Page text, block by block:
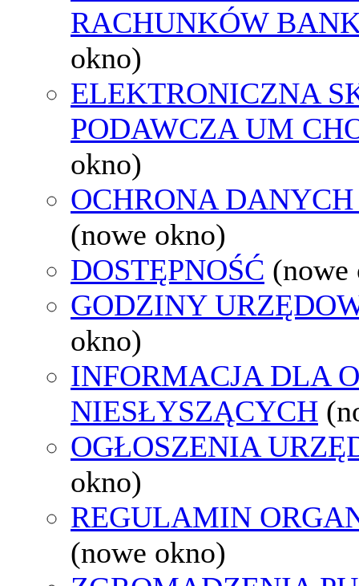
RACHUNKÓW
okno)
ELEKTRONICZNA
PODAWCZA UM
okno)
OCHRONA
(nowe okno)
DOSTĘPNOŚĆ (nowe
GODZINY
okno)
INFORMACJA DLA
NIESŁYSZĄCYCH
OGŁOSZENIA
okno)
REGULAMIN
(nowe okno)